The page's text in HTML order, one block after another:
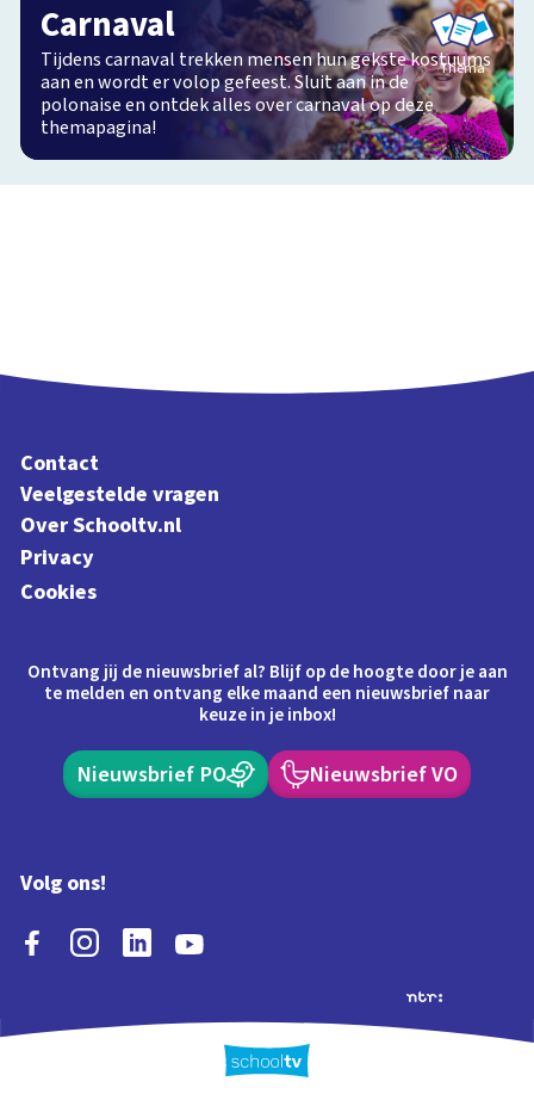
Carnaval
Tijdens carnaval trekken mensen hun gekste kostuums
aan en wordt er volop gefeest. Sluit aan in de
polonaise en ontdek alles over carnaval op deze
themapagina!
Thema
Contact
Veelgestelde vragen
Over Schooltv.nl
Privacy
Cookies
Ontvang jij de nieuwsbrief al? Blijf op de hoogte door je aan
te melden en ontvang elke maand een nieuwsbrief naar
keuze in je inbox!
Nieuwsbrief PO Nieuwsbrief VO
Volg ons!